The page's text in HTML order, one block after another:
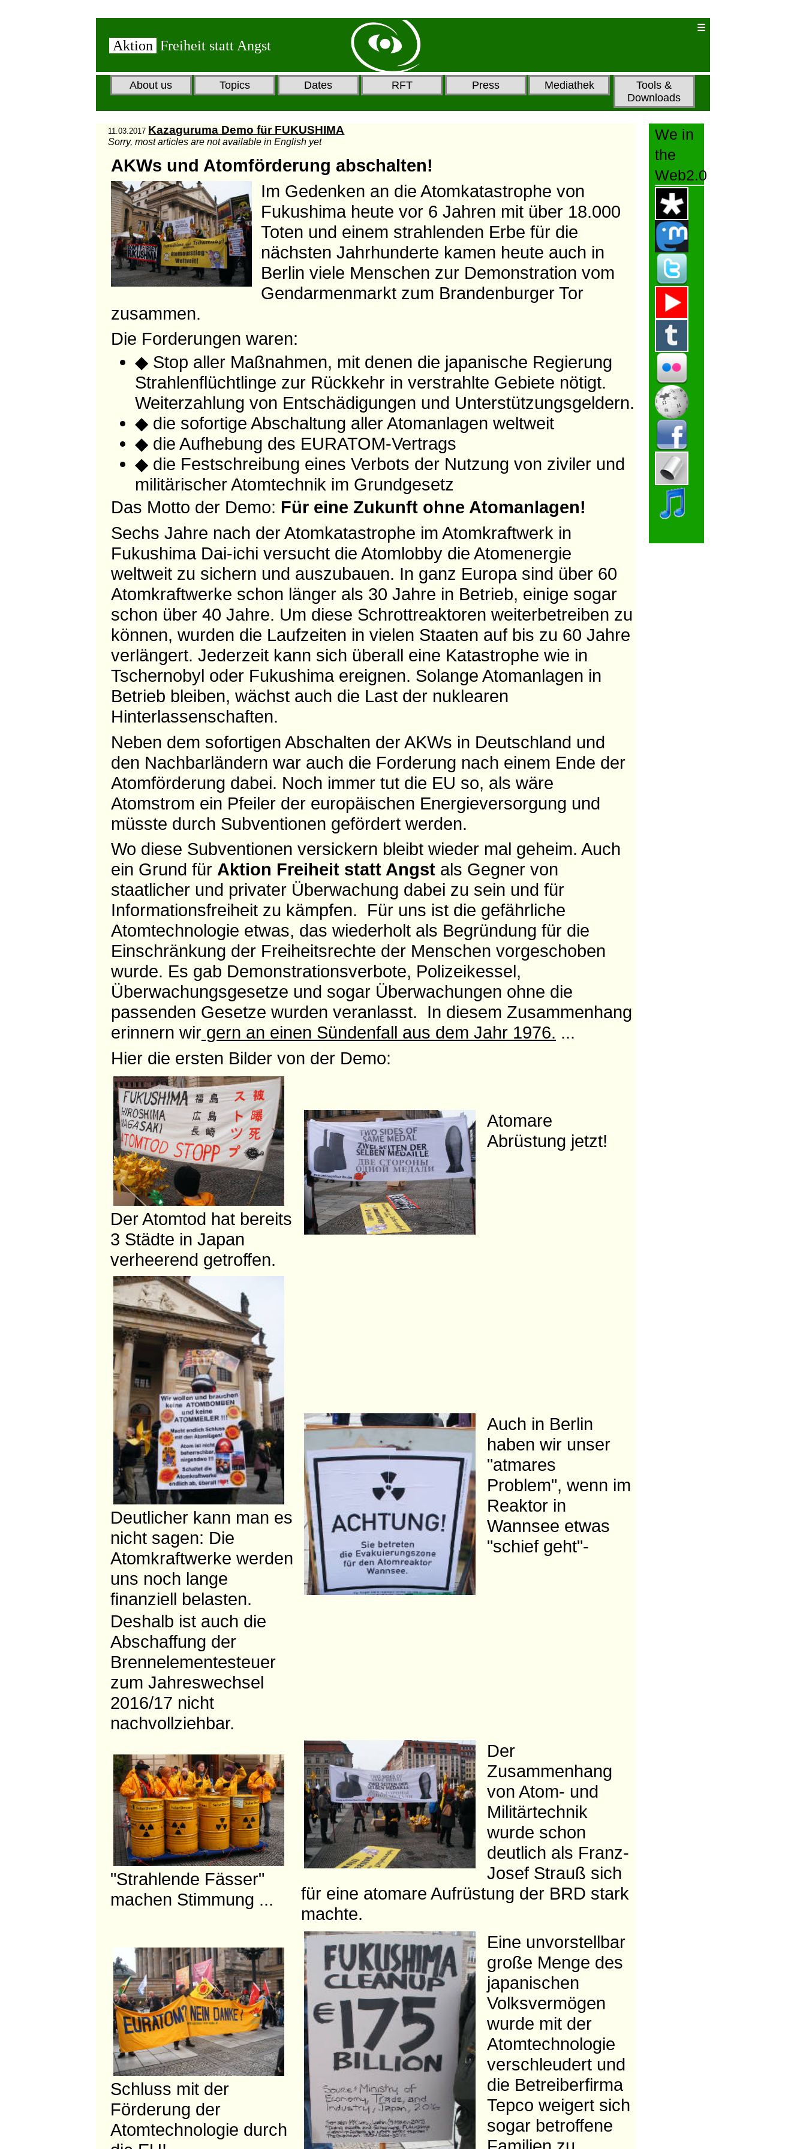
Aktion Freiheit statt Angst
About us Topics Dates RFT Press Mediathek
Tools &
Downloads
11.03.2017 Kazaguruma Demo für FUKUSHIMA
Sorry, most articles are not available in English yet
AKWs und Atomförderung abschalten!
Im Gedenken an die Atomkatastrophe von
Fukushima heute vor 6 Jahren mit über 18.000
Toten und einem strahlenden Erbe für die
nächsten Jahrhunderte kamen heute auch in
Berlin viele Menschen zur Demonstration vom
Gendarmenmarkt zum Brandenburger Tor
zusammen.
Die Forderungen waren:
◆ Stop aller Maßnahmen, mit denen die japanische Regierung
Strahlenflüchtlinge zur Rückkehr in verstrahlte Gebiete nötigt.
Weiterzahlung von Entschädigungen und Unterstützungsgeldern.
◆ die sofortige Abschaltung aller Atomanlagen weltweit
◆ die Aufhebung des EURATOM-Vertrags
◆ die Festschreibung eines Verbots der Nutzung von ziviler und
militärischer Atomtechnik im Grundgesetz
Das Motto der Demo: Für eine Zukunft ohne Atomanlagen!
Sechs Jahre nach der Atomkatastrophe im Atomkraftwerk in
Fukushima Dai-ichi versucht die Atomlobby die Atomenergie
weltweit zu sichern und auszubauen. In ganz Europa sind über 60
Atomkraftwerke schon länger als 30 Jahre in Betrieb, einige sogar
schon über 40 Jahre. Um diese Schrottreaktoren weiterbetreiben zu
können, wurden die Laufzeiten in vielen Staaten auf bis zu 60 Jahre
verlängert. Jederzeit kann sich überall eine Katastrophe wie in
Tschernobyl oder Fukushima ereignen. Solange Atomanlagen in
Betrieb bleiben, wächst auch die Last der nuklearen
Hinterlassenschaften.
Neben dem sofortigen Abschalten der AKWs in Deutschland und
den Nachbarländern war auch die Forderung nach einem Ende der
Atomförderung dabei. Noch immer tut die EU so, als wäre
Atomstrom ein Pfeiler der europäischen Energieversorgung und
müsste durch Subventionen gefördert werden.
Wo diese Subventionen versickern bleibt wieder mal geheim. Auch
ein Grund für Aktion Freiheit statt Angstals Gegner von
staatlicher und privater Überwachung dabei zu sein und für
Informationsfreiheit zu kämpfen. Für uns ist die gefährliche
Atomtechnologie etwas, das wiederholt als Begründung für die
Einschränkung der Freiheitsrechte der Menschen vorgeschoben
wurde. Es gab Demonstrationsverbote, Polizeikessel,
Überwachungsgesetze und sogar Überwachungen ohne die
passenden Gesetze wurden veranlasst. In diesem Zusammenhang
erinnern wirgern an einen Sündenfall aus dem Jahr 1976. ...
Hier die ersten Bilder von der Demo:
Der Atomtod hat bereits
3 Städte in Japan
verheerend getroffen.
Atomare
Abrüstung jetzt!
Deutlicher kann man es
nicht sagen: Die
Atomkraftwerke werden
uns noch lange
finanziell belasten.
Deshalb ist auch die
Abschaffung der
Brennelementesteuer
zum Jahreswechsel
2016/17 nicht
nachvollziehbar.
Auch in Berlin
haben wir unser
"atmares
Problem", wenn im
Reaktor in
Wannsee etwas
"schief geht"-
"Strahlende Fässer"
machen Stimmung ...
Der
Zusammenhang
von Atom- und
Militärtechnik
wurde schon
deutlich als Franz-
Josef Strauß sich
für eine atomare Aufrüstung der BRD stark
machte.
Schluss mit der
Förderung der
Atomtechnologie durch
Eine unvorstellbar
große Menge des
japanischen
Volksvermögen
wurde mit der
Atomtechnologie
verschleudert und
die Betreiberfirma
Tepco weigert sich
sogar betroffene
We in
the
Web2.0